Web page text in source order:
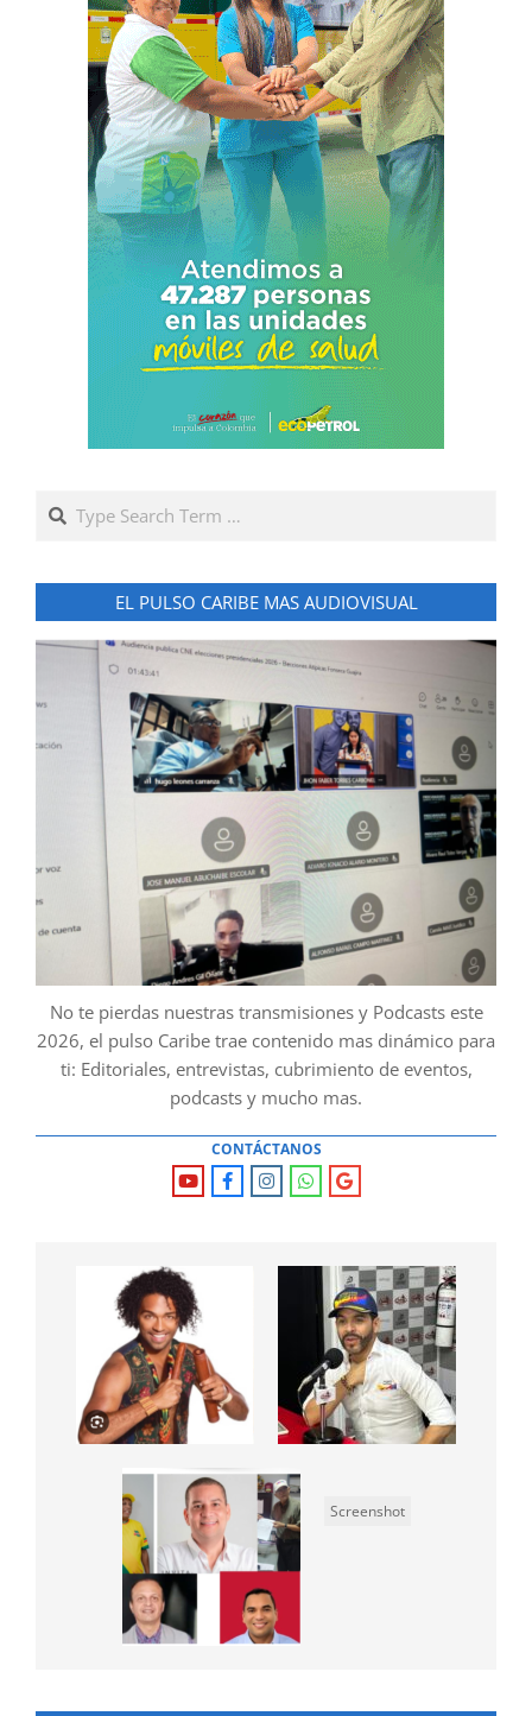
Search
EL PULSO CARIBE MAS AUDIOVISUAL
No te pierdas nuestras transmisiones y Podcasts este
2026, el pulso Caribe trae contenido mas dinámico para
ti: Editoriales, entrevistas, cubrimiento de eventos,
podcasts y mucho mas.
CONTÁCTANOS
Screenshot